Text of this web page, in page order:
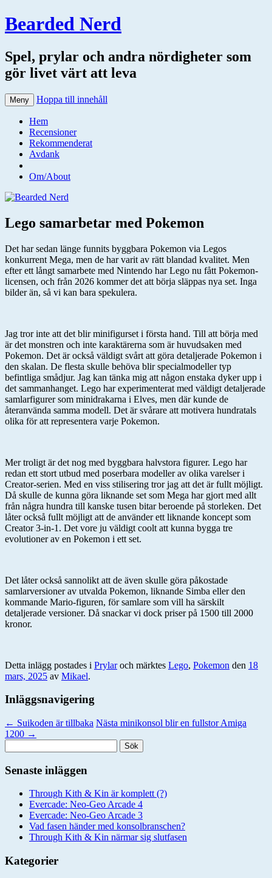
Bearded Nerd
Spel, prylar och andra nördigheter som
gör livet värt att leva
Meny Hoppa till innehåll
Hem
Recensioner
Rekommenderat
Avdank
Om/About
Lego samarbetar med Pokemon
Det har sedan länge funnits byggbara Pokemon via Legos
konkurrent Mega, men de har varit av rätt blandad kvalitet. Men
efter ett långt samarbete med Nintendo har Lego nu fått Pokemon-
licensen, och från 2026 kommer det att börja släppas nya set. Inga
bilder än, så vi kan bara spekulera.
Jag tror inte att det blir minifigurset i första hand. Till att börja med
är det monstren och inte karaktärerna som är huvudsaken med
Pokemon. Det är också väldigt svårt att göra detaljerade Pokemon i
den skalan. De flesta skulle behöva blir specialmodeller typ
befintliga smådjur. Jag kan tänka mig att någon enstaka dyker upp i
det sammanhanget. Lego har experimenterat med väldigt detaljerade
samlarfigurer som minidrakarna i Elves, men där kunde de
återanvända samma modell. Det är svårare att motivera hundratals
olika för att representera varje Pokemon.
Mer troligt är det nog med byggbara halvstora figurer. Lego har
redan ett stort utbud med poserbara modeller av olika varelser i
Creator-serien. Med en viss stilisering tror jag att det är fullt möjligt.
Då skulle de kunna göra liknande set som Mega har gjort med allt
från några hundra till kanske tusen bitar beroende på storleken. Det
låter också fullt möjligt att de använder ett liknande koncept som
Creator 3-in-1. Det vore ju väldigt coolt att kunna bygga tre
evolutioner av en Pokemon i ett set.
Det låter också sannolikt att de även skulle göra påkostade
samlarversioner av utvalda Pokemon, liknande Simba eller den
kommande Mario-figuren, för samlare som vill ha särskilt
detaljerade versioner. Då snackar vi dock priser på 1500 till 2000
kronor.
Detta inlägg postades i Prylaroch märktes Lego, Pokemon den 18
mars, 2025 av Mikael.
Inläggsnavigering
← Suikoden är tillbaka Nästa minikonsol blir en fullstor Amiga
1200 →
efter:
Senaste inläggen
Through Kith & Kin är komplett (?)
Evercade: Neo-Geo Arcade 4
Evercade: Neo-Geo Arcade 3
Vad fasen händer med konsolbranschen?
Through Kith & Kin närmar sig slutfasen
Kategorier